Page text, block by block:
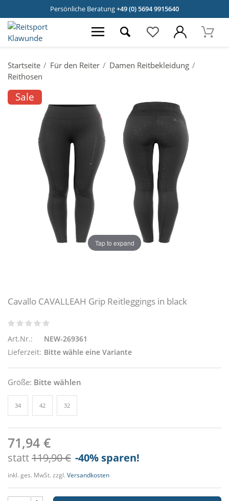
Persönliche Beratung+49 (0) 5694 9915640
Startseite Für den Reiter
Damen Reitbekleidung
Reithosen
Sale
Tap to expand
Cavallo CAVALLEAH Grip Reitleggings in black
Art.Nr.:
NEW-269361
Lieferzeit: Bitte wähle eine Variante
Größe: Bitte wählen
34 42 32
71,94 €
statt119,90 € -40% sparen!
inkl. ges. MwSt. zzgl. Versandkosten